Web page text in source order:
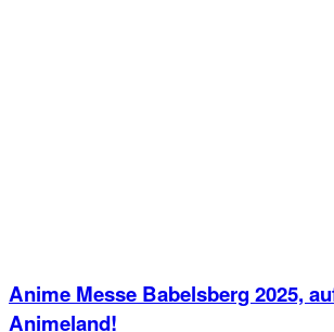
Anime Messe Babelsberg 2025,
Animeland!